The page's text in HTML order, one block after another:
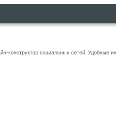
конструктор социальных сетей. Удобные